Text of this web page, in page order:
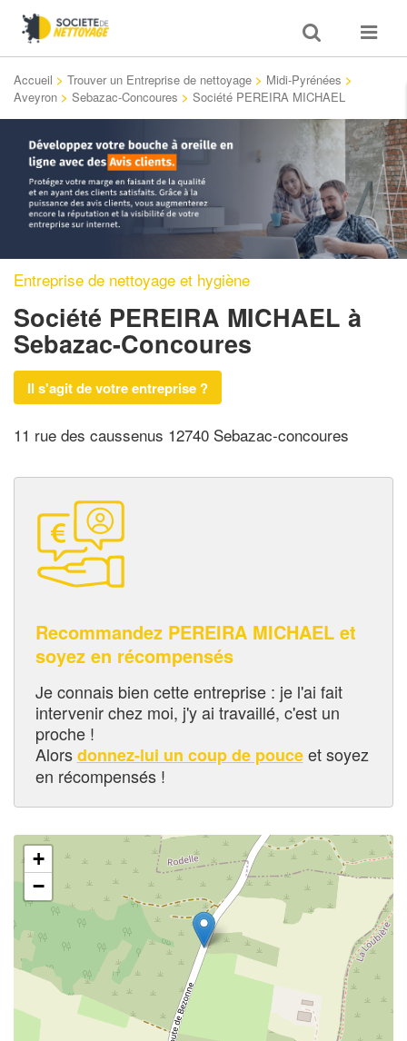
Toggle
search
Toggle
Accueil > Trouver un Entreprise de nettoyage > Midi-Pyrénées >
Aveyron > Sebazac-Concoures > Société PEREIRA MICHAEL
Entreprise de nettoyage et hygiène
Société PEREIRA MICHAEL à
Sebazac-Concoures
Il s'agit de votre entreprise ?
11 rue des caussenus 12740 Sebazac-concoures
Recommandez PEREIRA MICHAEL et
soyez en récompensés
Je connais bien cette entreprise : je l'ai fait
intervenir chez moi, j'y ai travaillé, c'est un
proche !
Alorsdonnez-lui un coup de pouceet soyez
en récompensés !
+
−